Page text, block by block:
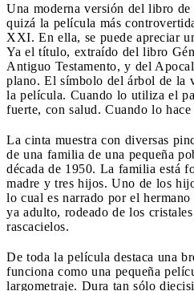
Una moderna versión del libro de
quizá la película más
XXI. En ella, se puede apreciar
Ya el título, extraído del libro
Antiguo Testamento, y del
plano. El símbolo del árbol de la
la película. Cuando lo utiliza el
fuerte, con salud. Cuando lo
La cinta muestra con diversas
de una familia de una pequeña
década de 1950. La familia está
madre y tres hijos. Uno de los
lo cual es narrado por el hermano
ya adulto, rodeado de los
rascacielos.
De toda la película destaca una
funciona como una pequeña
largometraje. Dura tan sólo